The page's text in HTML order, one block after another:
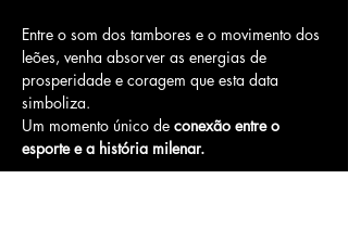
Entre o som dos tambores e o movimento dos
leões, venha absorver as energias de
prosperidade e coragem que esta data
simboliza.
Um momento único de conexão entre o
esporte e a história milenar.